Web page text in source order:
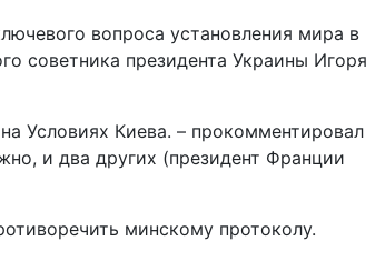
вопроса установления мира в
советника президента Украины Игоря
Условиях Киева. – прокомментировал
и два других (президент Франции
минскому протоколу.